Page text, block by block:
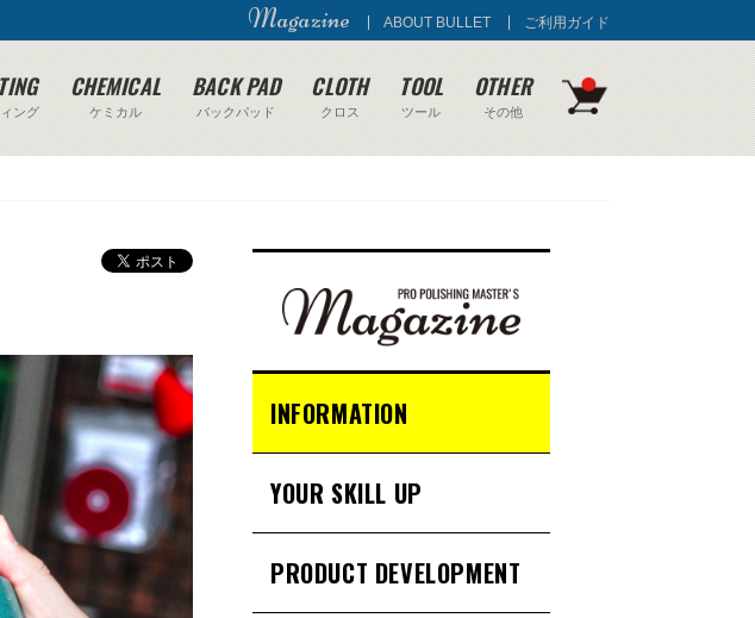
Magazine ABOUT BULLET ご利用ガイド
ング
CHEMICAL
ケミカル
BACK PAD
バックパッド
CLOTH
クロス
TOOL
ツール
OTHER
その他
INFORMATION
YOUR SKILL UP
PRODUCT DEVELOPMENT